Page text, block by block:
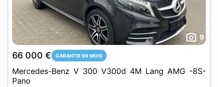
9
66 000 € GARANTIE 99 MOIS
Mercedes-Benz V 300 V300d 4M Lang AMG -8S-
Pano